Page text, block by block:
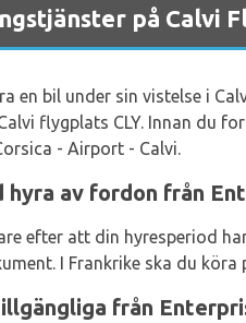
på Calvi
en bil under sin vistelse i
flygplats CLY. Innan du
- Airport - Calvi.
hyra av fordon från
efter att din hyresperiod
I Frankrike ska du köra
från